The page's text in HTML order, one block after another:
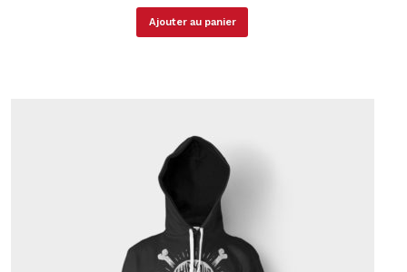
Ajouter au panier